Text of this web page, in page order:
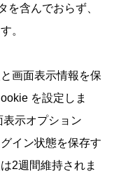
を含んでおらず、
。
画面表示情報を保
を設定しま
示オプション
イン状態を保存す
2週間維持されま